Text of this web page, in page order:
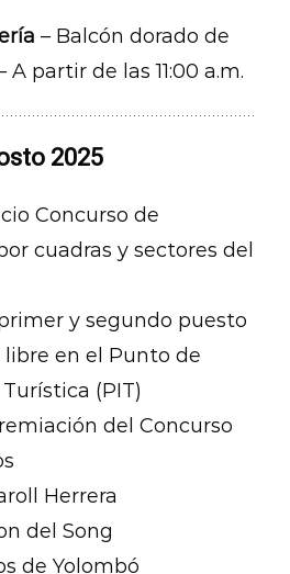
– Balcón dorado de
A partir de las 11:00 a.m.
2025
Concurso de
cuadras y sectores del
y segundo puesto
libre en el Punto de
(PIT)
del Concurso
Herrera
del Song
de Yolombó